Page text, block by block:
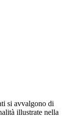
si avvalgono di
illustrate nella